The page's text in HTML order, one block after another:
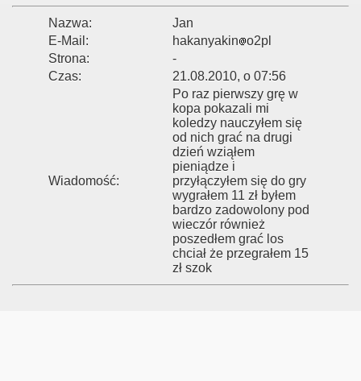
Nazwa:
Jan
E-Mail:
hakanyakin
o2pl
Strona:
-
Czas:
21.08.2010, o 07:56
Wiadomość:
Po raz pierwszy grę w
kopa pokazali mi
koledzy nauczyłem się
od nich grać na drugi
dzień wziąłem
pieniądze i
przyłączyłem się do gry
wygrałem 11 zł byłem
bardzo zadowolony pod
wieczór również
poszedłem grać los
chciał że przegrałem 15
zł szok